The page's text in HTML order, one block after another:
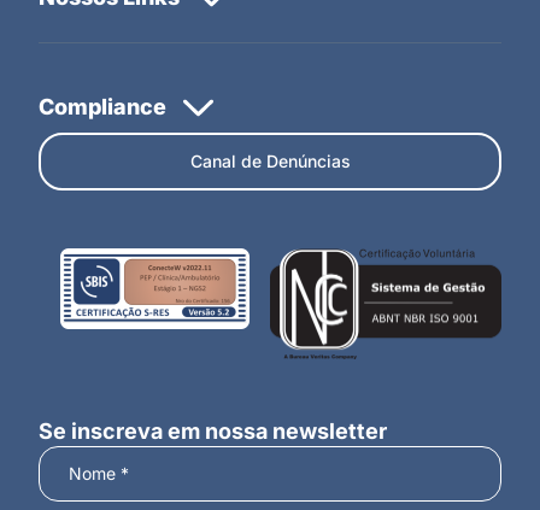
Canal de Denúncias
Se inscreva em nossa newsletter